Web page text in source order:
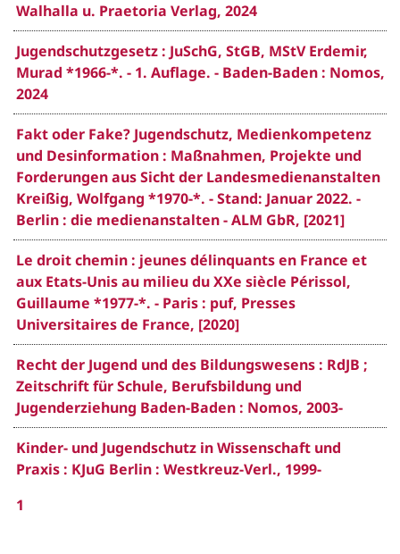
Walhalla u. Praetoria Verlag, 2024
Jugendschutzgesetz : JuSchG, StGB, MStV Erdemir,
Murad *1966-*. - 1. Auflage. - Baden-Baden : Nomos,
2024
Fakt oder Fake? Jugendschutz, Medienkompetenz
und Desinformation : Maßnahmen, Projekte und
Forderungen aus Sicht der Landesmedienanstalten
Kreißig, Wolfgang *1970-*. - Stand: Januar 2022. -
Berlin : die medienanstalten - ALM GbR, [2021]
Le droit chemin : jeunes délinquants en France et
aux Etats-Unis au milieu du XXe siècle Périssol,
Guillaume *1977-*. - Paris : puf, Presses
Universitaires de France, [2020]
Recht der Jugend und des Bildungswesens : RdJB ;
Zeitschrift für Schule, Berufsbildung und
Jugenderziehung Baden-Baden : Nomos, 2003-
Kinder- und Jugendschutz in Wissenschaft und
Praxis : KJuG Berlin : Westkreuz-Verl., 1999-
1